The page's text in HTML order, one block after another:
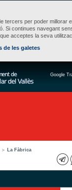
tercers per poder millorar
Si continues navegant
acceptes la seva
de les galetes
Google
La Fàbrica